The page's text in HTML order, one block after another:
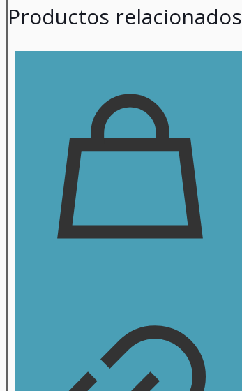
Productos relacionados